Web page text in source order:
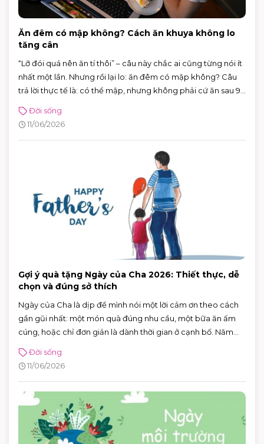
Ăn đêm có mập không? Cách ăn khuya không lo
tăng cân
“Lỡ đói quá nên ăn tí thôi” – câu này chắc ai cũng từng nói ít
nhất một lần. Nhưng rồi lại lo: ăn đêm có mập không? Câu
trả lời thực tế là: có thể mập, nhưng không phải cứ ăn sau 9
Đời sống
11/06/2026
Gợi ý quà tặng Ngày của Cha 2026: Thiết thực, dễ
chọn và đúng sở thích
Ngày của Cha là dịp để mình nói một lời cảm ơn theo cách
gần gũi nhất: một món quà đúng nhu cầu, một bữa ăn ấm
cúng, hoặc chỉ đơn giản là dành thời gian ở cạnh bố. Năm
thứ ba của tháng 6) — rất tiện để cả nhà lên lịch đi chơi, mua
sắm và ăn uống trong một buổi.
Đời sống
11/06/2026